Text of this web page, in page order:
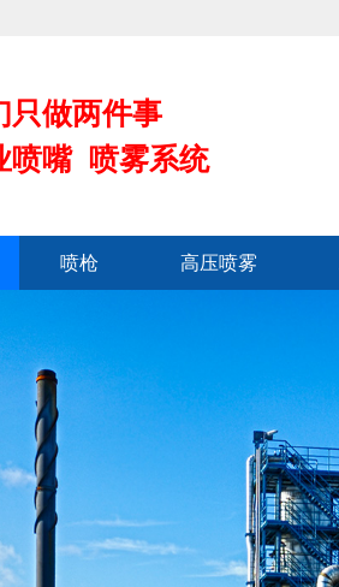
只做两件事
喷嘴 喷雾系统
喷枪 高压喷雾